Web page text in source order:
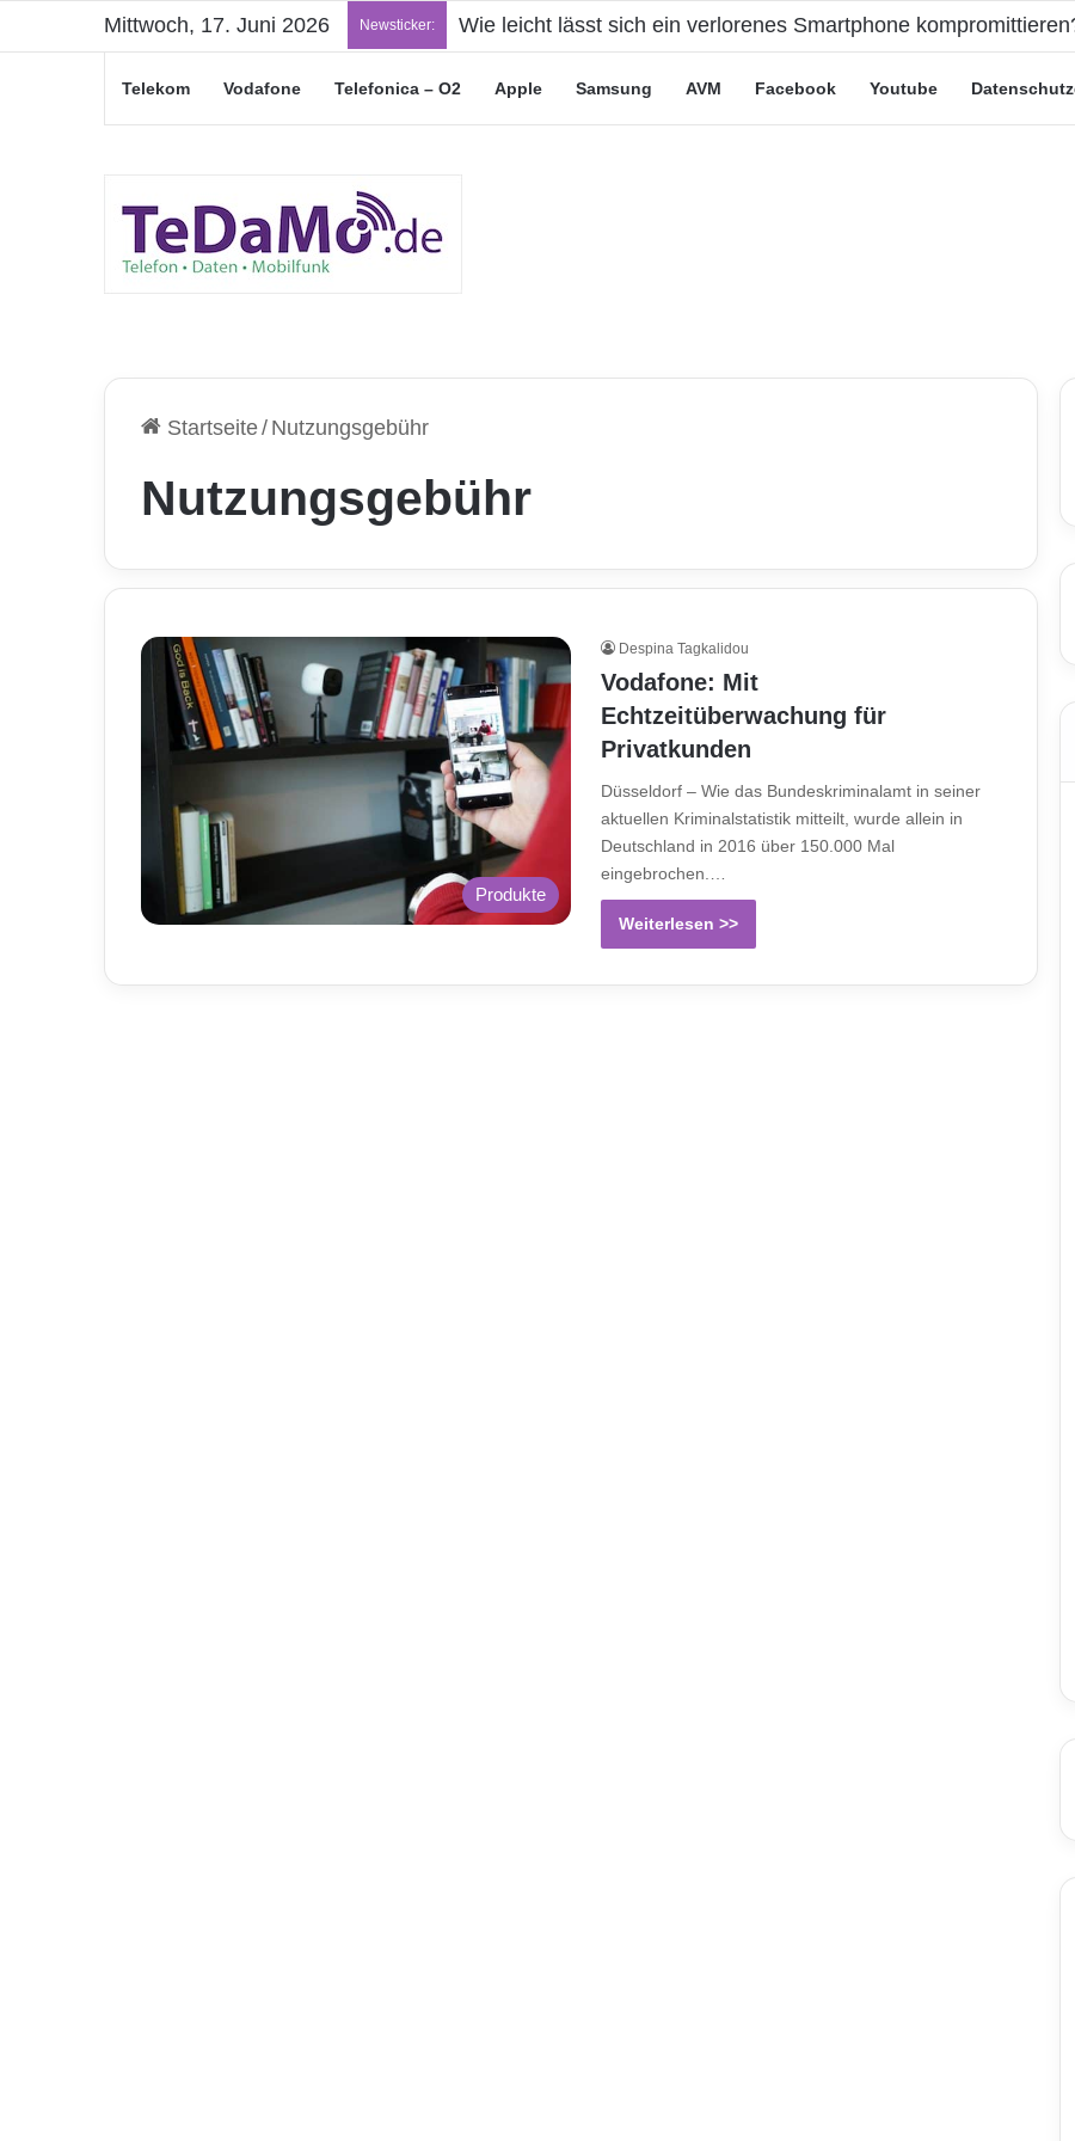
Mittwoch, 17. Juni 2026 Newsticker: „Junge Leute“-Tarife: Marketing-Trick oder echte Vorteile?
Telekom Vodafone Telefonica – O2 Apple Samsung AVM Facebook Youtube
Startseite/ Nutzungsgebühr
Nutzungsgebühr
Produkte
Despina Tagkalidou
Vodafone: Mit
Echtzeitüberwachung für
Privatkunden
Düsseldorf – Wie das Bundeskriminalamt in seiner
aktuellen Kriminalstatistik mitteilt, wurde allein in
Deutschland in 2016 über 150.000 Mal
eingebrochen.…
Weiterlesen >>